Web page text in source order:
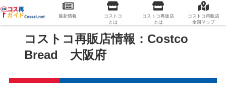
コストコ再販店情報：Costco
Bread 大阪府
最新情報
コストコ
とは
コストコ再販店
とは
コストコ再販店
全国マップ